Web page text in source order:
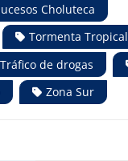
Choluteca
Tormenta Tropical
Tráfico de drogas
Zona Sur